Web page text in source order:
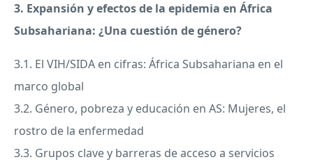
3. Expansión y efectos de la epidemia en África
Subsahariana: ¿Una cuestión de género?
3.1. El VIH/SIDA en cifras: África Subsahariana en el
marco global
3.2. Género, pobreza y educación en AS: Mujeres, el
rostro de la enfermedad
3.3. Grupos clave y barreras de acceso a servicios